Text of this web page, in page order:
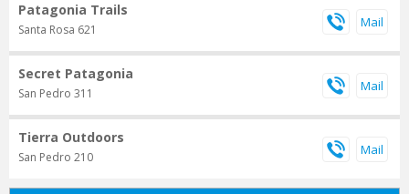
Patagonia Trails
Santa Rosa 621
Secret Patagonia
San Pedro 311
Tierra Outdoors
San Pedro 210